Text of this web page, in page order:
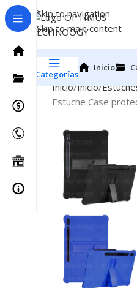
Skip to navigation
Skip to main content
Categorías
Inicio
Inicio Inicio
Estuche Case